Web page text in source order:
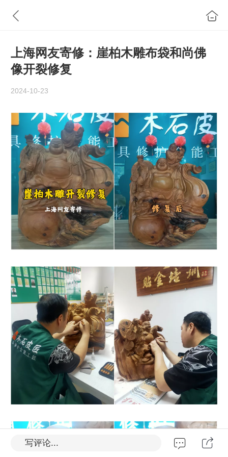
上海网友寄修：崖柏木雕布袋和尚佛
像开裂修复
2024-10-23
写评论...